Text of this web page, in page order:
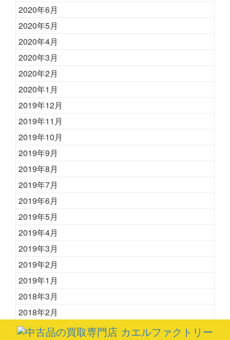
2020年6月
2020年5月
2020年4月
2020年3月
2020年2月
2020年1月
2019年12月
2019年11月
2019年10月
2019年9月
2019年8月
2019年7月
2019年6月
2019年5月
2019年4月
2019年3月
2019年2月
2019年1月
2018年3月
2018年2月
2018年1月